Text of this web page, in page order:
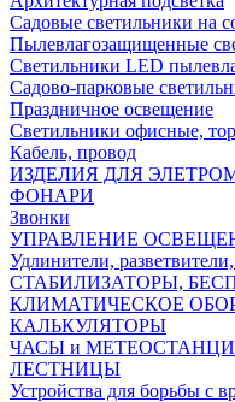
Садовые светильники на
Пылевлагозащищенные
Cветильники LED
Садово-парковые
Праздничное освещение
Светильники офисные,
Кабель, провод
ИЗДЕЛИЯ ДЛЯ
ФОНАРИ
Звонки
УПРАВЛЕНИЕ
Удлинители,
СТАБИЛИЗАТОРЫ,
КЛИМАТИЧЕСКОЕ
КАЛЬКУЛЯТОРЫ
ЧАСЫ и
ЛЕСТНИЦЫ
Устройства для борьбы с